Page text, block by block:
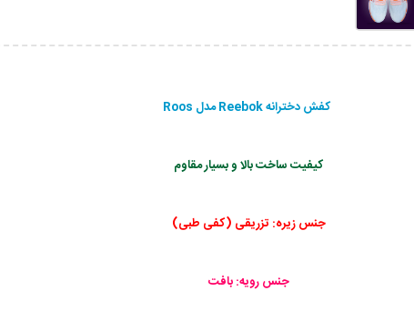
کفش دخترانه Reebok مدل Roos
کیفیت ساخت بالا و بسیار مقاوم
جنس زیره: تزریقی (کفی طبی)
جنس رویه: بافت